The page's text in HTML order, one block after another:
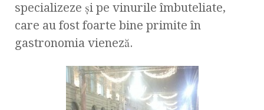
specializeze şi pe vinurile îmbuteliate,
care au fost foarte bine primite în
gastronomia vieneză.